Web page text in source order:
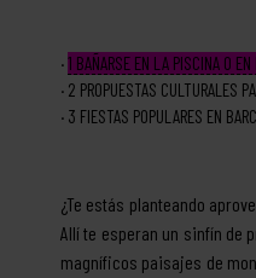
1 BAÑARSE EN LA PISCINA O
2 PROPUESTAS CULTURALES
3 FIESTAS POPULARES EN
¿Te estás planteando
Allí te esperan un sinfín de
magníficos paisajes de